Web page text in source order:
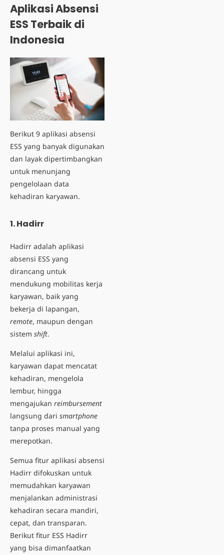
Aplikasi Absensi
ESS Terbaik di
Indonesia
Berikut 9 aplikasi absensi
ESS yang banyak digunakan
dan layak dipertimbangkan
untuk menunjang
pengelolaan data
kehadiran karyawan.
1. Hadirr
Hadirr adalah aplikasi
absensi ESS yang
dirancang untuk
mendukung mobilitas kerja
karyawan, baik yang
bekerja di lapangan,
remote, maupun dengan
sistem shift.
Melalui aplikasi ini,
karyawan dapat mencatat
kehadiran, mengelola
lembur, hingga
mengajukan reimbursement
langsung dari smartphone
tanpa proses manual yang
merepotkan.
Semua fitur aplikasi absensi
Hadirr difokuskan untuk
memudahkan karyawan
menjalankan administrasi
kehadiran secara mandiri,
cepat, dan transparan.
Berikut fitur ESS Hadirr
yang bisa dimanfaatkan